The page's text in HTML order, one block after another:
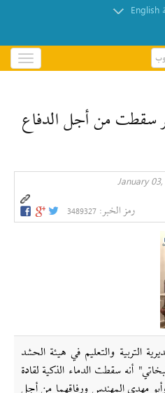
English
باز
و
منوسقطت من أجل الدفاع
رمز الخبر: 3489327
التربية والتعليم في هيئة الحشد
أنه سقطت الدماء الذكية لقادة
مهدي المهندس ورفاقهما من أجل